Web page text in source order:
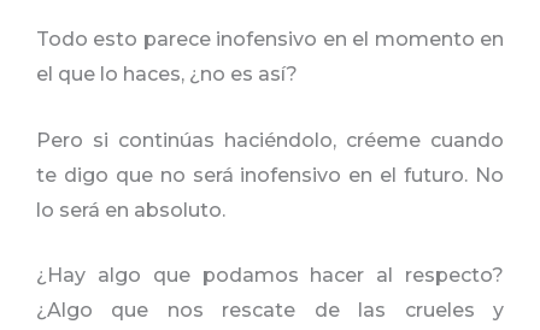
Todo esto parece inofensivo en el momento en
el que lo haces, ¿no es así?
Pero si continúas haciéndolo, créeme cuando
te digo que no será inofensivo en el futuro. No
lo será en absoluto.
¿Hay algo que podamos hacer al respecto?
¿Algo que nos rescate de las crueles y